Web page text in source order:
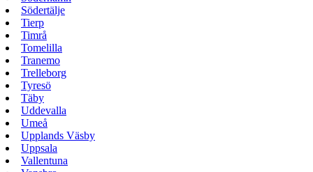
Södertälje
Tierp
Timrå
Tomelilla
Tranemo
Trelleborg
Tyresö
Täby
Uddevalla
Umeå
Upplands Väsby
Uppsala
Vallentuna